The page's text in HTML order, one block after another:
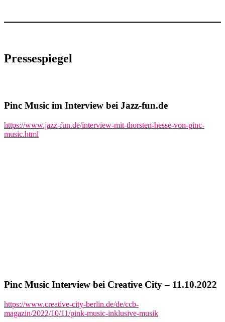
Pressespiegel
Pinc Music im Interview bei Jazz-fun.de
https://www.jazz-fun.de/interview-mit-thorsten-hesse-von-pinc-
music.html
Pinc Music Interview bei Creative City – 11.10.2022
https://www.creative-city-berlin.de/de/ccb-
magazin/2022/10/11/pink-music-inklusive-musik